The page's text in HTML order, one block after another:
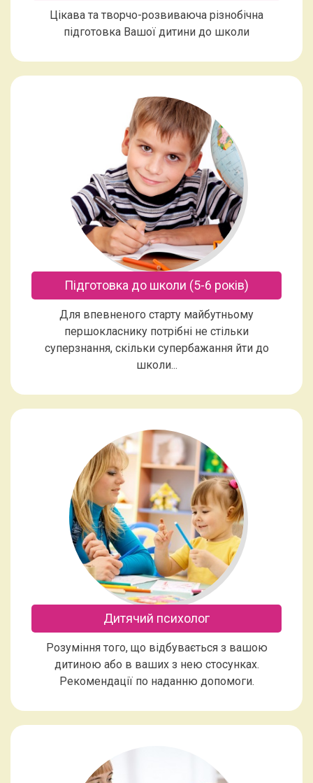
Цікава та творчо-розвиваюча різнобічна
підготовка Вашої дитини до школи
Підготовка до школи (5-6 років)
Для впевненого старту майбутньому
першокласнику потрібні не стільки
суперзнання, скільки супербажання йти до
школи...
Дитячий психолог
Розуміння того, що відбувається з вашою
дитиною або в ваших з нею стосунках.
Рекомендації по наданню допомоги.